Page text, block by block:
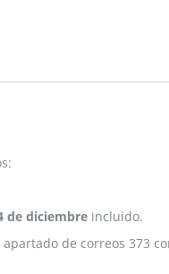
de diciembre incluido.
de correos 373